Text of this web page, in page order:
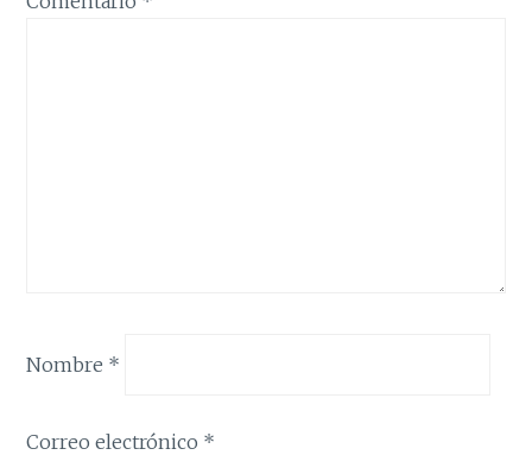
Nombre *
Correo electrónico *